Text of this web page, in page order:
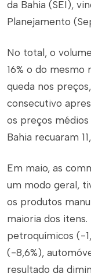
da Bahia (SEI),
Planejamento
No total, o
16% o do mesmo
queda nos
consecutivo
os preços
Bahia recuaram
Em maio, as
um modo geral,
os produtos
maioria dos
petroquímicos (-
(-8,6%),
resultado da